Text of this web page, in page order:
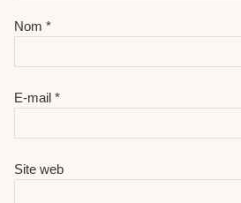
Nom *
E-mail *
Site web